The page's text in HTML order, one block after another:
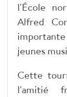
l'École
Alfred
jeunes
Cette
l'amitié